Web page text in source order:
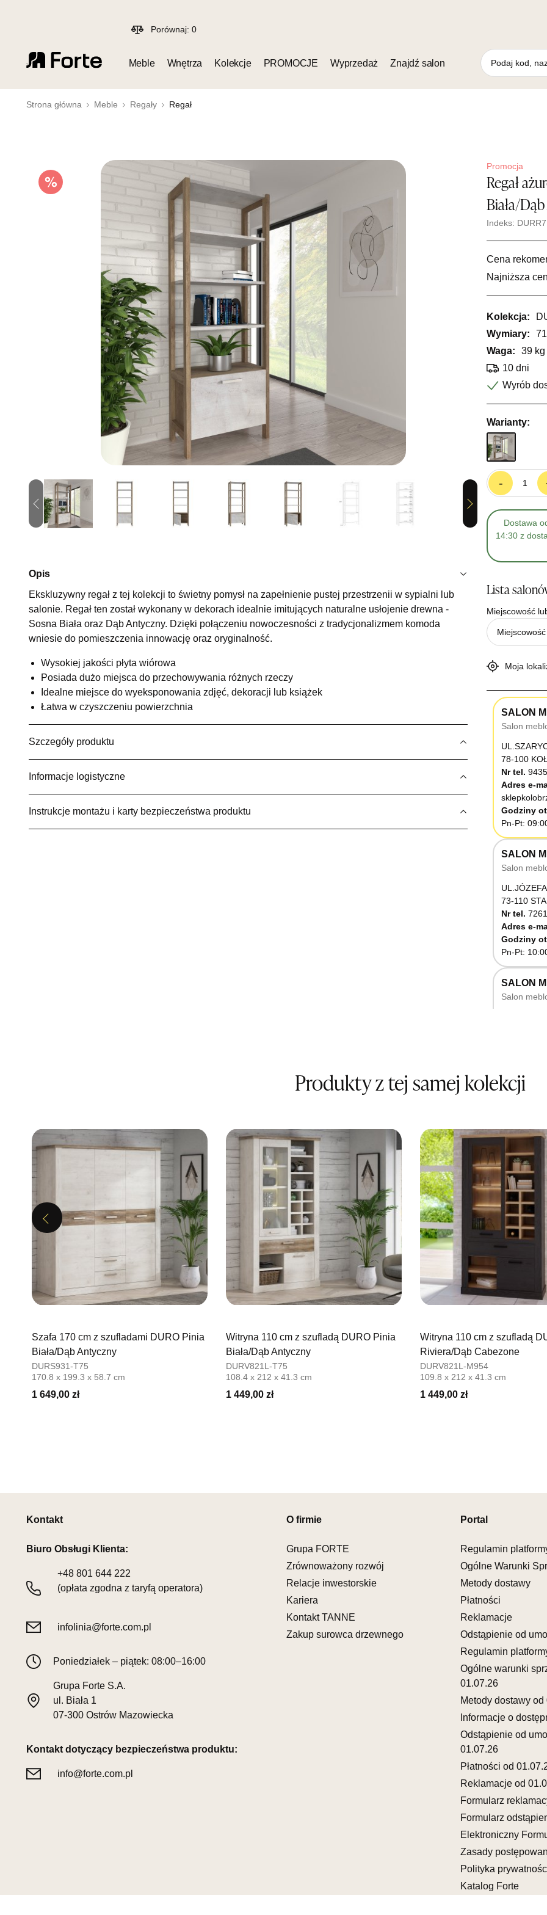
Porównaj: 0
Meble Wnętrza Kolekcje PROMOCJE Wyprzedaż Znajdź salon
Strona główna Meble Regały Regał
Previous Next
Opis
Ekskluzywny regał z tej kolekcji to świetny pomysł na zapełnienie pustej przestrzenii w sypialni lub
salonie. Regał ten został wykonany w dekorach idealnie imitujących naturalne usłojenie drewna -
Sosna Biała oraz Dąb Antyczny. Dzięki połączeniu nowoczesności z tradycjonalizmem komoda
wniesie do pomieszczenia innowację oraz oryginalność.
Wysokiej jakości płyta wiórowa
Posiada dużo miejsca do przechowywania różnych rzeczy
Idealne miejsce do wyeksponowania zdjęć, dekoracji lub książek
Łatwa w czyszczeniu powierzchnia
Szczegóły produktu
Informacje logistyczne
Instrukcje montażu i karty bezpieczeństwa produktu
Promocja
Regał
Biała/
Indeks:
Cena
Najniższa
Kolekcja:
Wymiary:
Waga:
39 kg
10 dni
Wyrób
Warianty:
-
Dostawa
14:30 z
Lista
Miejscowość
Moja
SALON
Salon
78-100
Nr tel.
Adres e-
Godziny
Pn-Pt:
SALON
Salon
73-110
Nr tel.
Adres e-
Godziny
Pn-Pt:
SALON
Salon
Nr tel.
Adres e-
Godziny
Pn-Pt:
SALON
Salon
UL.PLAC
Adres e-
SALON
Nr tel.67-
Godziny
Pn-Pt:
SALON
Nr tel.
Godziny
Pn-Pt:
SALON
64-980
Nr tel.67-
Adres e-
Pn-Pt:
SALON
Salon
Produkty z tej samej kolekcji
Previous
Szafa 170 cm z szufladami DURO Pinia
Biała/Dąb Antyczny
DURS931-T75
170.8 x 199.3 x 58.7 cm
1 649,00 zł
Witryna 110 cm z szufladą DURO Pinia
Biała/Dąb Antyczny
DURV821L-T75
108.4 x 212 x 41.3 cm
1 449,00 zł
Witryna 110 cm z szufladą
Riviera/Dąb Cabezone
DURV821L-M954
109.8 x 212 x 41.3 cm
1 449,00 zł
Kontakt
Biuro Obsługi Klienta:
+48 801 644 222
(opłata zgodna z taryfą operatora)
infolinia@forte.com.pl
Poniedziałek – piątek: 08:00–16:00
Grupa Forte S.A.
ul. Biała 1
07-300 Ostrów Mazowiecka
Kontakt dotyczący bezpieczeństwa produktu:
info@forte.com.pl
O firmie
Grupa FORTE
Zrównoważony rozwój
Relacje inwestorskie
Kariera
Kontakt TANNE
Zakup surowca drzewnego
Portal
Regulamin
Ogólne Warunki
Metody dostawy
Płatności
Reklamacje
Odstąpienie od
Regulamin
Ogólne warunki
01.07.26
Metody dostawy od
Informacje o
Odstąpienie od
01.07.26
Płatności od
Reklamacje od
Formularz
Formularz
Elektroniczny
Zasady
Polityka
Katalog Forte